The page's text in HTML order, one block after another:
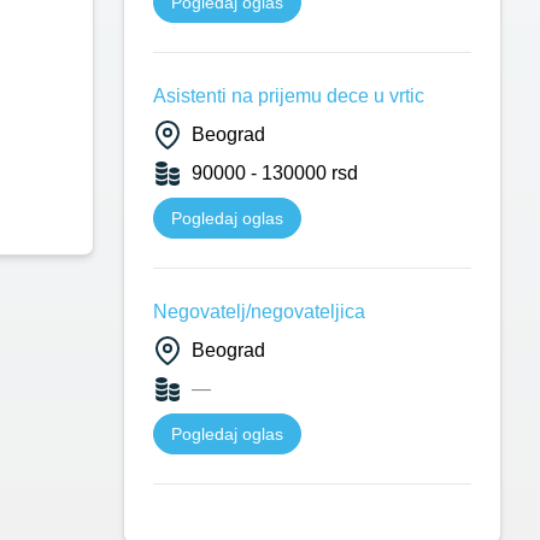
Asistenti na prijemu dece u vrtic
Beograd
90000 - 130000 rsd
Pogledaj oglas
Negovatelj/negovateljica
Beograd
—
Pogledaj oglas